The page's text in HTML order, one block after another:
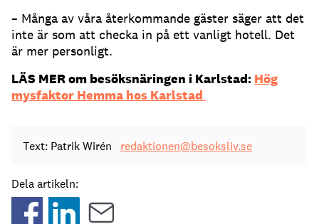
– Många av våra återkommande gäster säger att det
inte är som att checka in på ett vanligt hotell. Det
är mer personligt.
LÄS MER om besöksnäringen i Karlstad: Hög
mysfaktor Hemma hos Karlstad
Text: Patrik Wirén redaktionen@besoksliv.se
Dela artikeln: